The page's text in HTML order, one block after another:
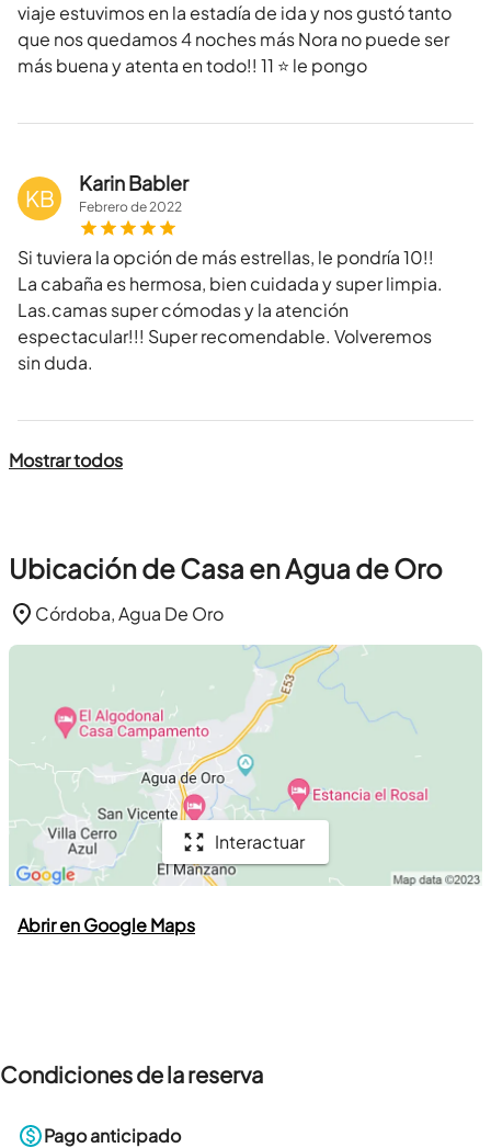
viaje estuvimos en la estadía de ida y nos gustó tanto
que nos quedamos 4 noches más Nora no puede ser
más buena y atenta en todo!! 11 ⭐ le pongo
KB
Karin Babler
Febrerode2022
Si tuviera la opción de más estrellas, le pondría 10!!
La cabaña es hermosa, bien cuidada y super limpia.
Las.camas super cómodas y la atención
espectacular!!! Super recomendable. Volveremos
sin duda.
Mostrar todos
Ubicación de Casa en Agua de Oro
Córdoba, Agua De Oro
Interactuar
Abrir en Google Maps
Condiciones de la reserva
Pago anticipado